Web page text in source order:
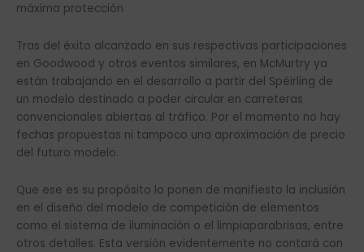
máxima protección
Tras del éxito alcanzado en sus respectivas participaciones
en Goodwood y otros eventos similares, en McMurtry ya
están trabajando en el desarrollo a partir del Spéirling de
un modelo destinado a poder circular en carreteras
convencionales abiertas al tráfico. Por el momento no hay
fechas propuestas ni tampoco una aproximación de precio
del futuro modelo.
Que ese es su propósito lo ponen de manifiesto la inclusión
en el diseño del modelo de competición de elementos
como el sistema de iluminación o el limpiaparabrisas, entre
otros detalles. Esta versión evidentemente no contará con